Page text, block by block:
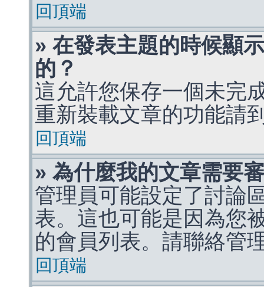
回頂端
» 在發表主題的時候顯
的？
這允許您保存一個未完
重新裝載文章的功能請
回頂端
» 為什麼我的文章需要
管理員可能設定了討論
表。這也可能是因為您
的會員列表。請聯絡管
回頂端